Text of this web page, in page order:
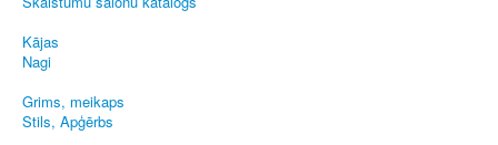
Kājas
Nagi
Grims, meikaps
Stils, Apģērbs